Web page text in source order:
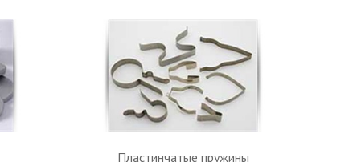
Пластинчатые пружины